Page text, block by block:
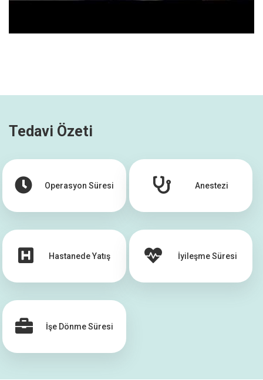
Tedavi Özeti
Operasyon Süresi Anestezi
Hastanede Yatış İyileşme Süresi
İşe Dönme Süresi